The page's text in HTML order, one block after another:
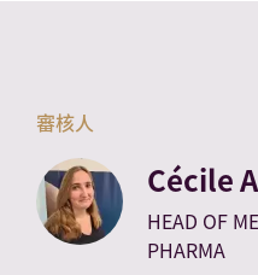
審核人
Cécile
HEAD OF
PHARMA